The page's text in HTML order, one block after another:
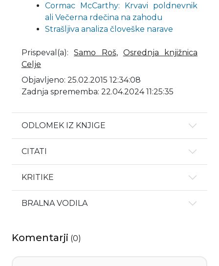
Cormac McCarthy: Krvavi poldnevnik
ali Večerna rdečina na zahodu
Strašljiva analiza človeške narave
Prispeval(a):Samo Roš, Osrednja knjižnica
Celje
Objavljeno: 25.02.2015 12:34:08
Zadnja sprememba: 22.04.2024 11:25:35
ODLOMEK IZ KNJIGE
CITATI
KRITIKE
BRALNA VODILA
Komentarji (0)